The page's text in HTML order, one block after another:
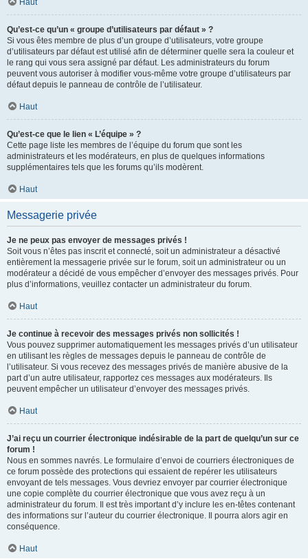
Haut
Qu’est-ce qu’un « groupe d’utilisateurs par défaut » ?
Si vous êtes membre de plus d’un groupe d’utilisateurs, votre groupe
d’utilisateurs par défaut est utilisé afin de déterminer quelle sera la couleur et
le rang qui vous sera assigné par défaut. Les administrateurs du forum
peuvent vous autoriser à modifier vous-même votre groupe d’utilisateurs par
défaut depuis le panneau de contrôle de l’utilisateur.
Haut
Qu’est-ce que le lien « L’équipe » ?
Cette page liste les membres de l’équipe du forum que sont les
administrateurs et les modérateurs, en plus de quelques informations
supplémentaires tels que les forums qu’ils modèrent.
Haut
Messagerie privée
Je ne peux pas envoyer de messages privés !
Soit vous n’êtes pas inscrit et connecté, soit un administrateur a désactivé
entièrement la messagerie privée sur le forum, soit un administrateur ou un
modérateur a décidé de vous empêcher d’envoyer des messages privés. Pour
plus d’informations, veuillez contacter un administrateur du forum.
Haut
Je continue à recevoir des messages privés non sollicités !
Vous pouvez supprimer automatiquement les messages privés d’un utilisateur
en utilisant les règles de messages depuis le panneau de contrôle de
l’utilisateur. Si vous recevez des messages privés de manière abusive de la
part d’un autre utilisateur, rapportez ces messages aux modérateurs. Ils
peuvent empêcher un utilisateur d’envoyer des messages privés.
Haut
J’ai reçu un courrier électronique indésirable de la part de quelqu’un sur ce
forum !
Nous en sommes navrés. Le formulaire d’envoi de courriers électroniques de
ce forum possède des protections qui essaient de repérer les utilisateurs
envoyant de tels messages. Vous devriez envoyer par courrier électronique
une copie complète du courrier électronique que vous avez reçu à un
administrateur du forum. Il est très important d’y inclure les en-têtes contenant
des informations sur l’auteur du courrier électronique. Il pourra alors agir en
conséquence.
Haut